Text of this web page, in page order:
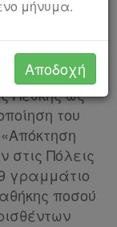
307.836
Πεύκης ως
του
Πόλεις
γραμμάτιο
ποσού
μήνυμα.
Αποδοχή